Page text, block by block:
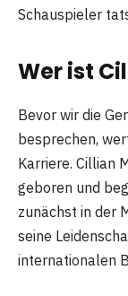
Schauspieler
Wer ist
Bevor wir die
besprechen,
Karriere. Cillian
geboren und
zunächst in der
seine
internationalen